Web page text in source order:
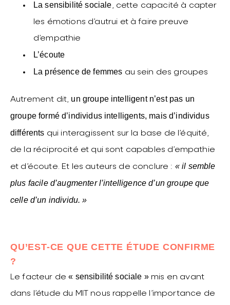
La sensibilité sociale, cette capacité à capter
les émotions d’autrui et à faire preuve
d’empathie
L’écoute
La présence de femmes au sein des groupes
Autrement dit, un groupe intelligent n’est pas un
groupe formé d’individus intelligents, mais d’individus
différents qui interagissent sur la base de l’équité,
de la réciprocité et qui sont capables d’empathie
et d’écoute. Et les auteurs de conclure : « il semble
plus facile d’augmenter l’intelligence d’un groupe que
celle d’un individu. »
QU’EST-CE QUE CETTE ÉTUDE CONFIRME
?
Le facteur de« sensibilité sociale »mis en avant
dans l’étude du MIT nous rappelle l’importance de